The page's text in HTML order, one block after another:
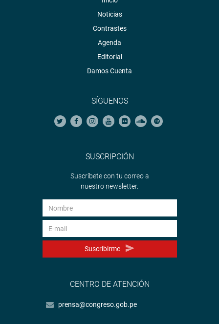
Noticias
Contrastes
Agenda
Editorial
Damos Cuenta
SÍGUENOS
SUSCRIPCIÓN
Suscríbete con tu correo a
nuestro newsletter.
Suscribirme
CENTRO DE ATENCIÓN
prensa@congreso.gob.pe